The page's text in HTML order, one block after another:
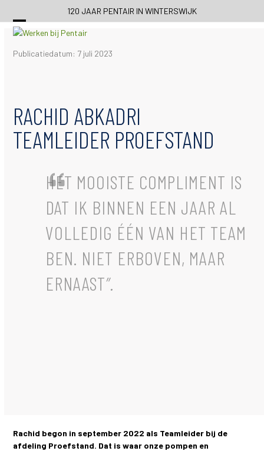
content
120 JAAR PENTAIR IN WINTERSWIJK
Publicatiedatum: 7 juli 2023
RACHID ABKADRI
TEAMLEIDER PROEFSTAND
HET MOOISTE COMPLIMENT IS
DAT IK BINNEN EEN JAAR AL
VOLLEDIG ÉÉN VAN HET TEAM
BEN. NIET ERBOVEN, MAAR
ERNAAST”.
Rachid begon in september 2022 als Teamleider bij de
afdeling Proefstand. Dat is waar onze pompen en